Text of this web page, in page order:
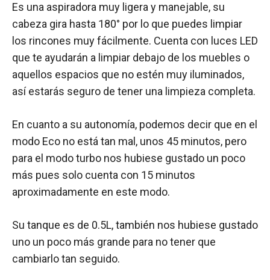
Es una aspiradora muy ligera y manejable, su
cabeza gira hasta 180° por lo que puedes limpiar
los rincones muy fácilmente. Cuenta con luces LED
que te ayudarán a limpiar debajo de los muebles o
aquellos espacios que no estén muy iluminados,
así estarás seguro de tener una limpieza completa.
En cuanto a su autonomía, podemos decir que en el
modo Eco no está tan mal, unos 45 minutos, pero
para el modo turbo nos hubiese gustado un poco
más pues solo cuenta con 15 minutos
aproximadamente en este modo.
Su tanque es de 0.5L, también nos hubiese gustado
uno un poco más grande para no tener que
cambiarlo tan seguido.